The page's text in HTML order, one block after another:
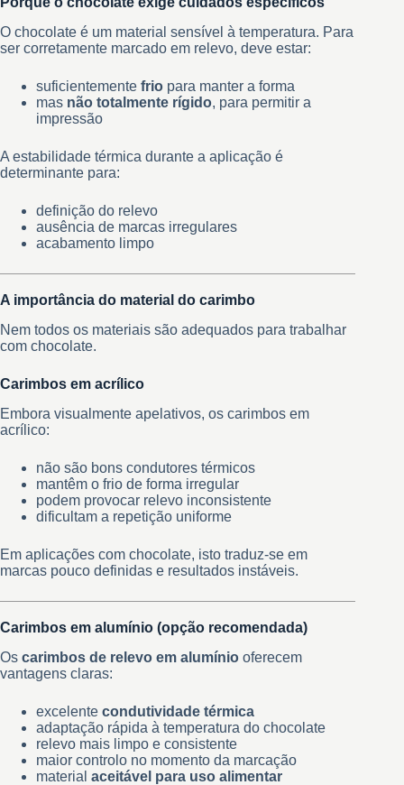
O chocolate é um material sensível à temperatura. Para
ser corretamente marcado em relevo, deve estar:
suficientemente frio para manter a forma
mas não totalmente rígido, para permitir a
impressão
A estabilidade térmica durante a aplicação é
determinante para:
definição do relevo
ausência de marcas irregulares
acabamento limpo
A importância do material do carimbo
Nem todos os materiais são adequados para trabalhar
com chocolate.
Carimbos em acrílico
Embora visualmente apelativos, os carimbos em
acrílico:
não são bons condutores térmicos
mantêm o frio de forma irregular
podem provocar relevo inconsistente
dificultam a repetição uniforme
Em aplicações com chocolate, isto traduz-se em
marcas pouco definidas e resultados instáveis.
Carimbos em alumínio (opção recomendada)
Os carimbos de relevo em alumínio oferecem
vantagens claras:
excelente condutividade térmica
adaptação rápida à temperatura do chocolate
relevo mais limpo e consistente
maior controlo no momento da marcação
material aceitável para uso alimentar